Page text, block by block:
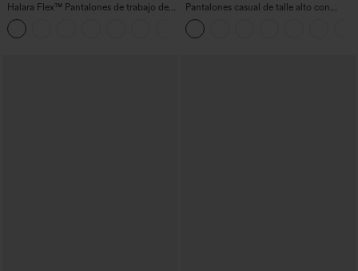
Halara Flex™ Pantalones de trabajo de
talle alto, moldeadores del cuerpo, que
estilizan la cintura, con bolsillos, de
pierna ancha en micro‑waffle
Pantalones casual de talle alto con
cordón, pernera ancha, en mezcla de
lino y con bolsillos